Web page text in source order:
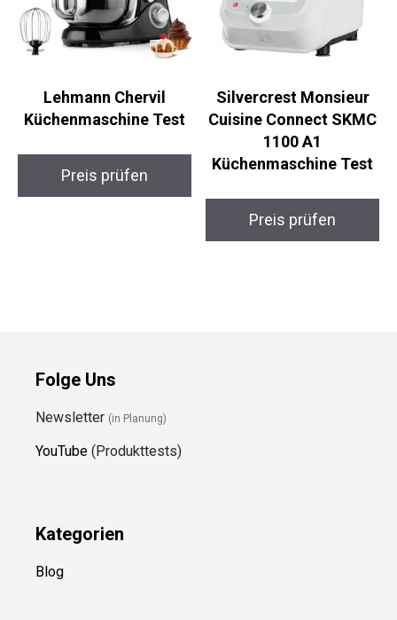
Lehmann Chervil
Küchenmaschine Test
Preis prüfen
Silvercrest Monsieur
Cuisine Connect SKMC
1100 A1
Küchenmaschine Test
Preis prüfen
Folge Uns
Newsletter (in Planung)
YouTube (Produkttests)
Kategorien
Blog